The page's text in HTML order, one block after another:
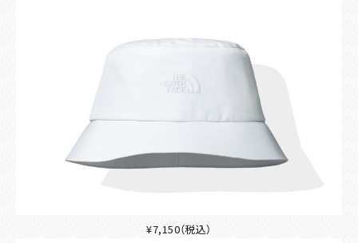
¥7,150（税込）